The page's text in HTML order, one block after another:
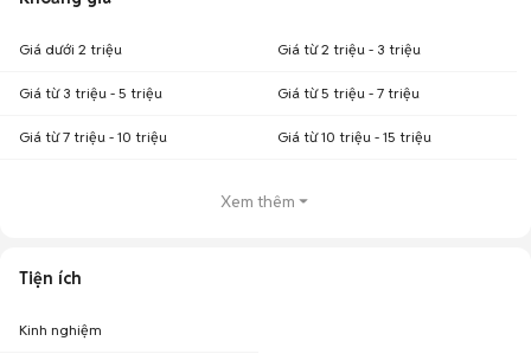
Giá dưới 2 triệu Giá từ 2 triệu - 3 triệu
Giá từ 3 triệu - 5 triệu Giá từ 5 triệu - 7 triệu
Giá từ 7 triệu - 10 triệu Giá từ 10 triệu - 15 triệu
Xem thêm
Tiện ích
Kinh nghiệm